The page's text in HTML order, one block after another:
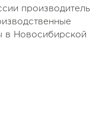
производитель
в Новосибирской